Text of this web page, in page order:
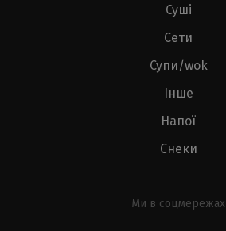
Суші
Сети
Супи/wok
Інше
Напої
Снеки
Ми в соцмережах